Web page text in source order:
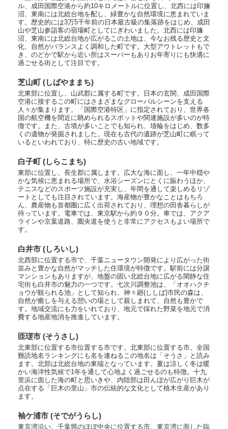
ル、成田国際空港から約10キロメートルに位置し、北西には印旛
沼、東南には北総台地を配し、緑豊かな自然環境に恵まれていま
す。歴史的には3万5千年前の日本最古級の集落跡をはじめ、成田
山や芝山参詣客の宿場町としてにぎわいました。北西には印旛
沼、東南には北総台地が広がるこの土地は、今なお残る歴史と文
化、自然がバランスよく調和した町です。大型アウトレットもで
き、のどかで駅から近い所はスーパーもありお年寄りにも快適に
過ごせる街として注目です。
芝山町 (しばやままち)
北東部に位置し、山武郡に属する町です。日本の玄関、成田国際
空港に接するこの町にはさまざまなグローバルシーンを支える
人々が集まります。「国際空港特区」に指定されており、世界各
国の航空機を間近に眺められるスポットや関連施設が多いのが特
徴です。また、古墳が多いことでも知られ、埴輪をはじめ、数多
くの遺物が発掘されました。現在も古代の遺跡が芝山町に眠って
いるといわれており、特に歴史の古い地域です。
白子町 (しらこまち)
東部に位置し、長生郡に属します。広大な海に面し、一年中穏や
かな気候に恵まれる場所で、水浴シーズンにとくに賑わうほか、
テニスなどのスポーツ施設が充実し、年間を通して楽しめるリゾ
ートとしても注目されています。海産物が豊かなことはもちろ
ん、農産物も首都圏に広く出荷されており、理想の田舎暮らしが
待っています。電車では、東京駅から約９０分。車では、アクア
ラインや京葉道路、圏央道を使うと非常にアクセスもよい場所で
す。
白井市 (しろいし)
北西部に位置する市で、千葉ニュータウン開発により広がった街
並みと豊かな自然がマッチした住環境が特徴です。駅前には分譲
マンションもありますが、地盤の固い北総台地に広がる閑静な住
宅街も白井市の魅力の一つです。七次川調整池は、「オオハクチ
ョウが観られる池」として知られ、神々廻(ししば)市民の森は、
自然が癒しを与える憩いの場として親しまれて、自然も豊かで
す。地域交流にも力をいれており、地元で採れた野菜を地元で消
費する地産地消を推進しています。
匝瑳市 (そうさし)
北東部に位置する市位置する市です。北東部に位置する市。全国
難読地名ランキングにも名を連ねるこの地名は「そうさ」と読み
ます。北部は北総台地の東端となっています。夏は涼しく冬は暖
かい海洋性気候で1年を通して心地よく過ごせるのも特徴。十九
里浜に面した海の町と思いきや、内陸部は田んぼが広がり巨木が
点在する「巨木の里山」市の伝統的な文化として植木生産があり
ます。
袖ケ浦市 (そでがうらし)
東京湾沿い、千葉県のほぼ中央に位置する市。東京湾に面した臨